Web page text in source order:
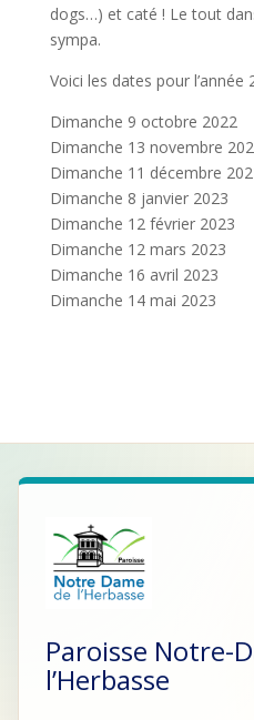
dogs…) et caté ! Le tout
sympa.
Voici les dates pour l’année
Dimanche 9 octobre 2022
Dimanche 13 novembre
Dimanche 11 décembre
Dimanche 8 janvier 2023
Dimanche 12 février 2023
Dimanche 12 mars 2023
Dimanche 16 avril 2023
Dimanche 14 mai 2023
Paroisse Notre-
l’Herbasse